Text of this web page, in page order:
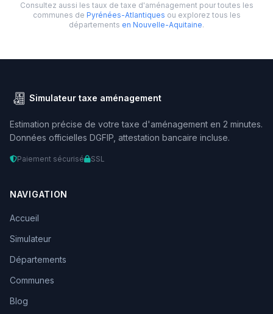
Consultez aussi les taux de taxe d'aménagement pour toutes les
communes de Pyrénées-Atlantiques ou explorez tous les
départements en Nouvelle-Aquitaine.
Simulateur taxe aménagement
Estimation précise de votre taxe d'aménagement en 2 minutes.
Données officielles DGFIP, attestation bancaire incluse.
Paiement sécurisé SSL
NAVIGATION
Accueil
Simulateur
Départements
Communes
Blog